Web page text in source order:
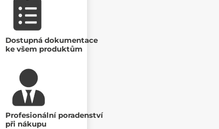
Dostupná dokumentace
ke všem produktům
Profesionální poradenství
při nákupu